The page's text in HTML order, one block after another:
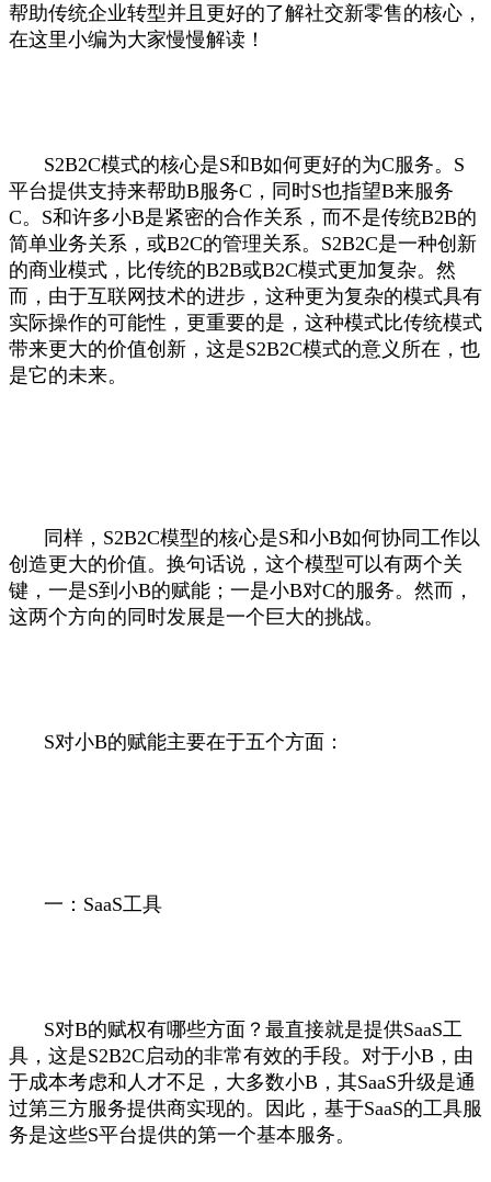
帮助传统企业转型并且更好的了解社交新零售的核心，
在这里小编为大家慢慢解读！
S2B2C模式的核心是S和B如何更好的为C服务。S
平台提供支持来帮助B服务C，同时S也指望B来服务
C。S和许多小B是紧密的合作关系，而不是传统B2B的
简单业务关系，或B2C的管理关系。S2B2C是一种创新
的商业模式，比传统的B2B或B2C模式更加复杂。然
而，由于互联网技术的进步，这种更为复杂的模式具有
实际操作的可能性，更重要的是，这种模式比传统模式
带来更大的价值创新，这是S2B2C模式的意义所在，也
是它的未来。
同样，S2B2C模型的核心是S和小B如何协同工作以
创造更大的价值。换句话说，这个模型可以有两个关
键，一是S到小B的赋能；一是小B对C的服务。然而，
这两个方向的同时发展是一个巨大的挑战。
S对小B的赋能主要在于五个方面：
一：SaaS工具
S对B的赋权有哪些方面？最直接就是提供SaaS工
具，这是S2B2C启动的非常有效的手段。对于小B，由
于成本考虑和人才不足，大多数小B，其SaaS升级是通
过第三方服务提供商实现的。因此，基于SaaS的工具服
务是这些S平台提供的第一个基本服务。